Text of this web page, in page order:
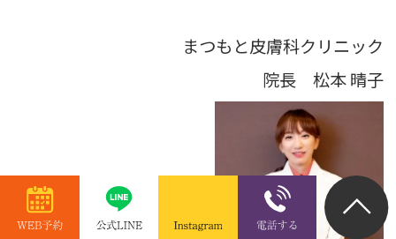
まつもと皮膚科クリニック
院長 松本 晴子